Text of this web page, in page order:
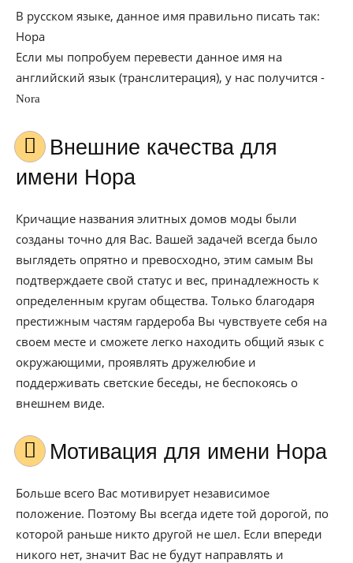
В русском языке, данное имя правильно писать так:
Нора
Если мы попробуем перевести данное имя на
английский язык (транслитерация), у нас получится -
Nora
Внешние качества для
имени Нора
Кричащие названия элитных домов моды были
созданы точно для Вас. Вашей задачей всегда было
выглядеть опрятно и превосходно, этим самым Вы
подтверждаете свой статус и вес, принадлежность к
определенным кругам общества. Только благодаря
престижным частям гардероба Вы чувствуете себя на
своем месте и сможете легко находить общий язык с
окружающими, проявлять дружелюбие и
поддерживать светские беседы, не беспокоясь о
внешнем виде.
Мотивация для имени Нора
Больше всего Вас мотивирует независимое
положение. Поэтому Вы всегда идете той дорогой, по
которой раньше никто другой не шел. Если впереди
никого нет, значит Вас не будут направлять и